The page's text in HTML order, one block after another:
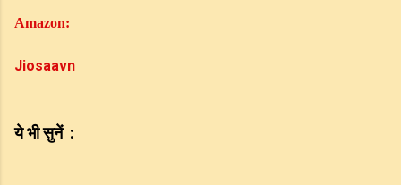
Amazon:
Jiosaavn
येभीसुनें :